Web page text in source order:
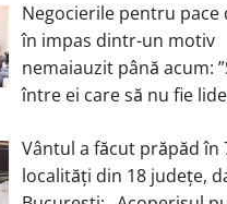
Negocierile pentru pace
în impas dintr-un motiv
nemaiauzit până acum:
între ei care să nu fie
Vântul a făcut prăpăd în
localități din 18 județe,